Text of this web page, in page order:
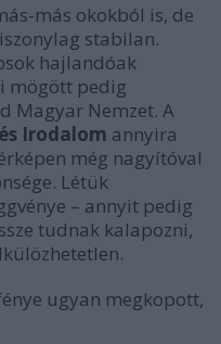
más okokból is, de
stabilan.
hajlandóak
mögött pedig
Magyar Nemzet. A
Irodalom annyira
még nagyítóval
Létük
– annyit pedig
tudnak kalapozni,
ugyan megkopott,